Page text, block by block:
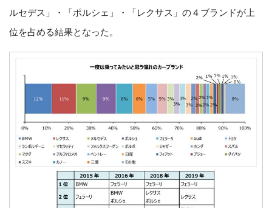
ルセデス」・「ポルシェ」・「レクサス」の４ブランドが上
位を占める結果となった。